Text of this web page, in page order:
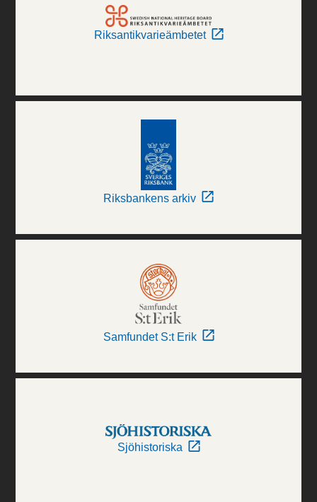
Riksantikvarieämbetet
Riksbankens arkiv
Samfundet S:t Erik
Sjöhistoriska